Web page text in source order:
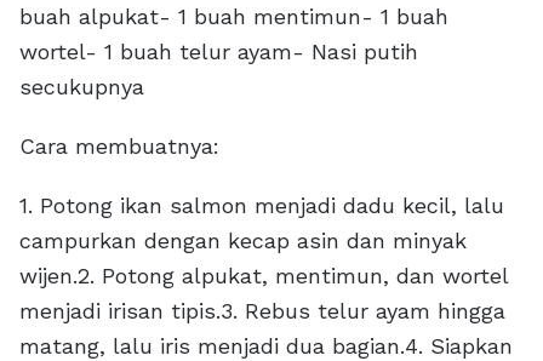
buah alpukat- 1 buah mentimun- 1 buah
wortel- 1 buah telur ayam- Nasi putih
secukupnya
Cara membuatnya:
1. Potong ikan salmon menjadi dadu kecil, lalu
campurkan dengan kecap asin dan minyak
wijen.2. Potong alpukat, mentimun, dan wortel
menjadi irisan tipis.3. Rebus telur ayam hingga
matang, lalu iris menjadi dua bagian.4. Siapkan